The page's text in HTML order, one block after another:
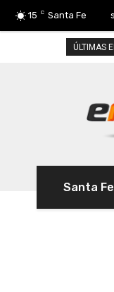
15 C Santa Fe
ÚLTIMAS
Santa Fe